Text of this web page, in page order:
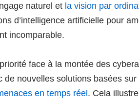
naturel et la vision par
d’intelligence artificielle pour
incomparable.
face à la montée des
nouvelles solutions basées sur
en temps réel. Cela